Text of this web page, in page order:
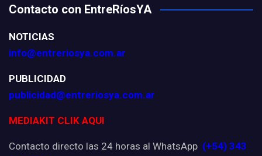
Contacto con EntreRíosYA
NOTICIAS
info@entreriosya.com.ar
PUBLICIDAD
publicidad@entreriosya.com.ar
MEDIAKIT CLIK AQUI
Contacto directo las 24 horas al WhatsApp (+54) 343